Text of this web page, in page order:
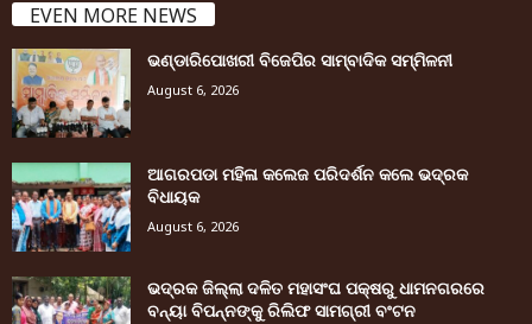
EVEN MORE NEWS
ଭଣ୍ଡାରିପୋଖରୀ ବିଜେପିର ସାମ୍ବାଦିକ ସମ୍ମିଳନୀ
August 6, 2026
ଆଗରପଡା ମହିଳା କଲେଜ ପରିଦର୍ଶନ କଲେ ଭଦ୍ରକ
ବିଧାୟକ
August 6, 2026
ଭଦ୍ରକ ଜିଲ୍ଲା ଦଳିତ ମହାସଂଘ ପକ୍ଷରୁ ଧାମନଗରରେ
ବନ୍ୟା ବିପନ୍ନଙ୍କୁ ରିଲିଫ ସାମଗ୍ରୀ ବଂଟନ